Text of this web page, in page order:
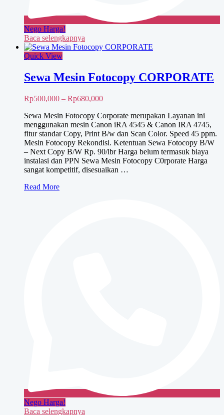
Nego Harga!
Baca selengkapnya
Quick View
Sewa Mesin Fotocopy CORPORATE
Rp500,000 – Rp680,000Rentang
Rp500,000
hingga
Rp680,000
Sewa Mesin Fotocopy Corporate merupakan Layanan ini
menggunakan mesin Canon iRA 4545 & Canon IRA 4745,
fitur standar Copy, Print B/w dan Scan Color. Speed 45 ppm.
Mesin Fotocopy Rekondisi. Ketentuan Sewa Fotocopy B/W
– Next Copy B/W Rp. 90/lbr Harga belum termasuk biaya
instalasi dan PPN Sewa Mesin Fotocopy C0rporate Harga
sangat kompetitif, disesuaikan …
Sewa
Read More
Nego Harga!
Baca selengkapnya